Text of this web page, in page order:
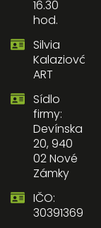
16.30
hod.
Silvia
Kalaziová
ART
Sídlo
firmy:
Devínska
20, 940
02 Nové
Zámky
IČO:
30391369